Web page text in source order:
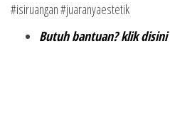
#isiruangan #juaranyaestetik
Butuh bantuan? klik disini